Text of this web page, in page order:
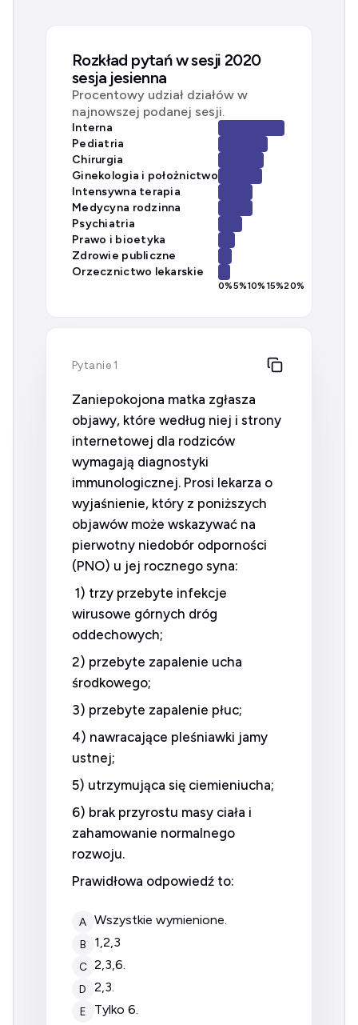
Rozkład pytań w sesji 2020
sesja jesienna
Procentowy udział działów w
najnowszej podanej sesji.
Interna
Pediatria
Chirurgia
Ginekologia i położnictwo
Intensywna terapia
Medycyna rodzinna
Psychiatria
Prawo i bioetyka
Zdrowie publiczne
Orzecznictwo lekarskie
0%5%10%15%20%
Pytanie 1
Zaniepokojona matka zgłasza
objawy, które według niej i strony
internetowej dla rodziców
wymagają diagnostyki
immunologicznej. Prosi lekarza o
wyjaśnienie, który z poniższych
objawów może wskazywać na
pierwotny niedobór odporności
(PNO) u jej rocznego syna:
1) trzy przebyte infekcje
wirusowe górnych dróg
oddechowych;
2) przebyte zapalenie ucha
środkowego;
3) przebyte zapalenie płuc;
4) nawracające pleśniawki jamy
ustnej;
5) utrzymująca się ciemieniucha;
6) brak przyrostu masy ciała i
zahamowanie normalnego
rozwoju.
Prawidłowa odpowiedź to:
A wszystkie wymienione.
B 1,2,3
C 2,3,6.
D 2,3.
E tylko 6.